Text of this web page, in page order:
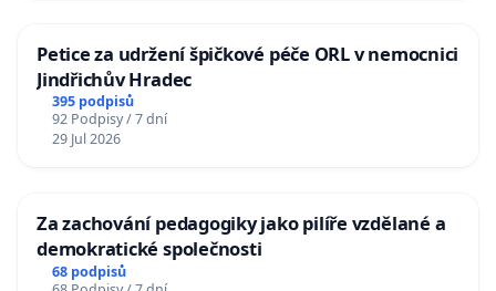
Petice za udržení špičkové péče ORL v nemocnici
Jindřichův Hradec
395 podpisů
92 Podpisy / 7 dní
29 Jul 2026
Za zachování pedagogiky jako pilíře vzdělané a
demokratické společnosti
68 podpisů